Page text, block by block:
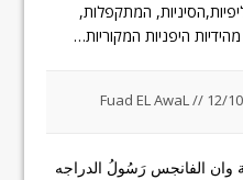
החליפיות,הסיניות, המתקפלות,
מהידיות היפניות המקוריות…
Fuad EL AwaL// 12/
وان الفانجس رَسُولُ الدراجه